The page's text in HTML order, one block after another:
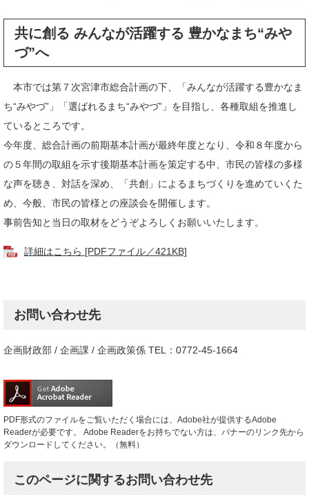
共に創る みんなが活躍する 豊かなまち“みや
づ”へ
本市では第７次宮津市総合計画の下、「みんなが活躍する豊かなま
ち“みやづ”」「選ばれるまち“みやづ”」を目指し、各種取組を推進し
ているところです。
今年度、総合計画の前期基本計画が最終年度となり、令和８年度から
の５年間の取組を示す後期基本計画を策定する中、市民の皆様の多様
な声を聴き、対話を深め、「共創」によるまちづくりを進めていくた
め、今般、市民の皆様との座談会を開催します。
事前告知と当日の取材をどうぞよろしくお願いいたします。
詳細はこちら [PDFファイル／421KB]
お問い合わせ先
企画財政部 / 企画課 / 企画政策係 TEL：0772-45-1664
PDF形式のファイルをご覧いただく場合には、Adobe社が提供するAdobe
Readerが必要です。
Adobe Readerをお持ちでない方は、バナーのリンク先から
ダウンロードしてください。（無料）
このページに関するお問い合わせ先